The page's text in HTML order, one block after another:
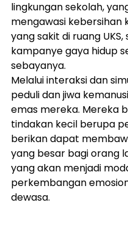
lingkungan sekolah,
mengawasi
yang sakit di ruang
kampanye gaya hidup
sebayanya.
Melalui interaksi dan
peduli dan jiwa
emas mereka. Mereka
tindakan kecil berupa
berikan dapat
yang besar bagi orang
yang akan menjadi
perkembangan
dewasa.